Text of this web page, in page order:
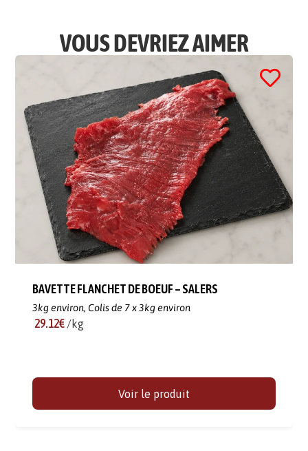
VOUS DEVRIEZ AIMER
BAVETTE FLANCHET DE BOEUF – SALERS
3kg environ, Colis de 7 x 3kg environ
29.12€ /kg
Voir le produit